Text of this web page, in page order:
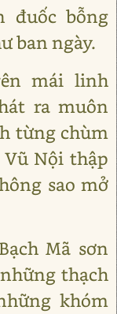
đuốc bỗng
ban ngày.
mái linh
ra muôn
từng chùm
Nội thập
sao mở
Mã sơn
thạch
khóm